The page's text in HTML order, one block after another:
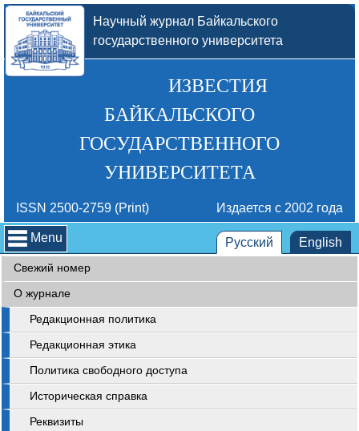
Научный журнал Байкальского
государственного университета
ИЗВЕСТИЯ
БАЙКАЛЬСКОГО
ГОСУДАРСТВЕННОГО
УНИВЕРСИТЕТА
ISSN 2500-2759 (Print) Издается с 2002 года
Menu Русский English
Свежий номер
О журнале
Редакционная политика
Редакционная этика
Политика свободного доступа
Историческая справка
Реквизиты